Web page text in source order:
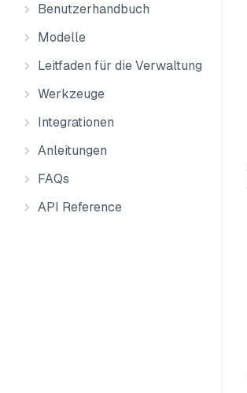
Benutzerhandbuch
Modelle
Leitfaden für die Verwaltung
Werkzeuge
Integrationen
Anleitungen
FAQs
API Reference